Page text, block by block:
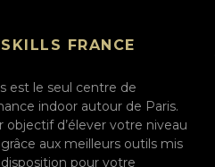
FRANCE
est le seul centre de
indoor autour de Paris.
objectif d’élever votre niveau
aux meilleurs outils mis
pour votre